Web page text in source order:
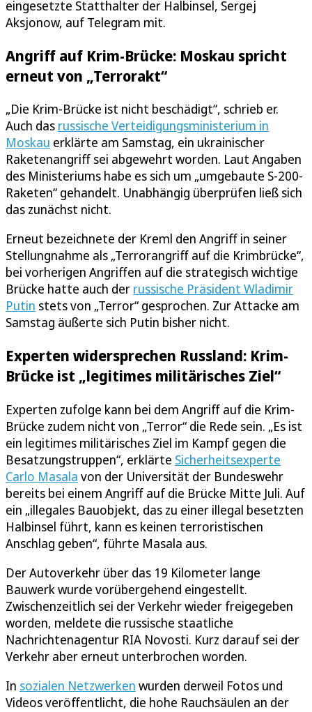
eingesetzte Statthalter der Halbinsel, Sergej
Aksjonow, auf Telegram mit.
Angriff auf Krim-Brücke: Moskau spricht
erneut von „Terrorakt“
„Die Krim-Brücke ist nicht beschädigt“, schrieb er.
Auch das russische Verteidigungsministerium in
Moskau erklärte am Samstag, ein ukrainischer
Raketenangriff sei abgewehrt worden. Laut Angaben
des Ministeriums habe es sich um „umgebaute S-200-
Raketen“ gehandelt. Unabhängig überprüfen ließ sich
das zunächst nicht.
Erneut bezeichnete der Kreml den Angriff in seiner
Stellungnahme als „Terrorangriff auf die Krimbrücke“,
bei vorherigen Angriffen auf die strategisch wichtige
Brücke hatte auch der russische Präsident Wladimir
Putin stets von „Terror“ gesprochen. Zur Attacke am
Samstag äußerte sich Putin bisher nicht.
Experten widersprechen Russland: Krim-
Brücke ist „legitimes militärisches Ziel“
Experten zufolge kann bei dem Angriff auf die Krim-
Brücke zudem nicht von „Terror“ die Rede sein. „Es ist
ein legitimes militärisches Ziel im Kampf gegen die
Besatzungstruppen“, erklärte Sicherheitsexperte
Carlo Masala von der Universität der Bundeswehr
bereits bei einem Angriff auf die Brücke Mitte Juli. Auf
ein „illegales Bauobjekt, das zu einer illegal besetzten
Halbinsel führt, kann es keinen terroristischen
Anschlag geben“, führte Masala aus.
Der Autoverkehr über das 19 Kilometer lange
Bauwerk wurde vorübergehend eingestellt.
Zwischenzeitlich sei der Verkehr wieder freigegeben
worden, meldete die russische staatliche
Nachrichtenagentur RIA Novosti. Kurz darauf sei der
Verkehr aber erneut unterbrochen worden.
In sozialen Netzwerken wurden derweil Fotos und
Videos veröffentlicht, die hohe Rauchsäulen an der